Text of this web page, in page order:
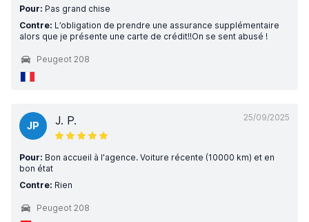
Pour: Pas grand chise
Contre: L’obligation de prendre une assurance supplémentaire
alors que je présente une carte de crédit!!On se sent abusé !
Peugeot 208
25/09/2025
JP J. P.
Pour: Bon accueil à l'agence. Voiture récente (10000 km) et en
bon état
Contre: Rien
Peugeot 208